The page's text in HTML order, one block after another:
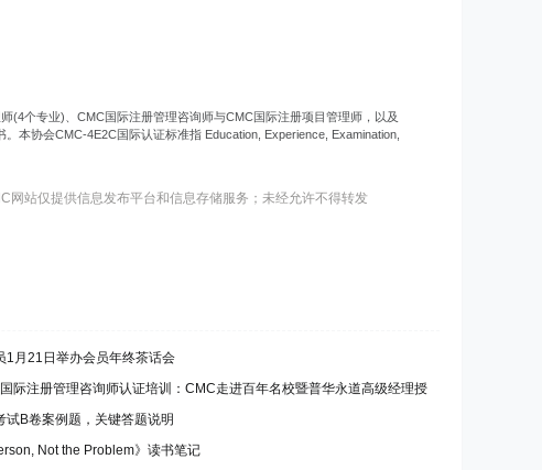
(4个专业)、CMC国际注册管理咨询师与CMC国际注册项目管理师，以及
本协会CMC-4E2C国际认证标准指 Education, Experience, Examination,
站仅提供信息发布平台和信息存储服务；未经允许不得转发
1月21日举办会员年终茶话会
际注册管理咨询师认证培训：CMC走进百年名校暨普华永道高级经理授
试B卷案例题，关键答题说明
Not the Problem》读书笔记